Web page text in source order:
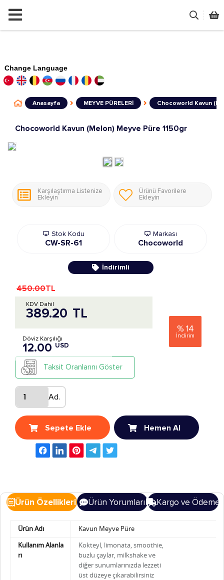
Change Language
Anasayfa MEYVE PÜRELERİ Chocoworld Kavun
Chocoworld Kavun (Melon) Meyve Püre 1150gr
Karşılaştırma Listenize
Ekleyin
Ürünü Favorilere
Ekleyin
Stok Kodu
CW-SR-61
Markası
Chocoworld
İndirimli
% 14
İndirim
450.00TL
389.20 TL
KDV Dahil
Döviz Karşılığı
12.00 USD
Taksit Oranlarını Göster
Ad.
Sepete Ekle Hemen Al
Ürün Özellikleri Ürün Yorumları Kargo ve Ödeme
Ürün Adı
Kavun Meyve Püre
Kullanım Alanla
rı
Kokteyl, limonata, smoothie,
buzlu çaylar, milkshake ve
diğer sunumlarınızdalezzeti
üst düzeye çıkarabilirsiniz